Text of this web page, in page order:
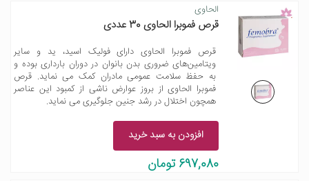
الحاوى
قرص فموبرا الحاوی 30 عددی
قرص فموبرا الحاوی دارای فولیک اسید، ید و سایر
ویتامین‌های ضروری بدن بانوان در دوران بارداری بوده و
به حفظ سلامت عمومی مادران کمک می نماید. قرص
فموبرا الحاوی از بروز عوارض ناشی از کمبود این عناصر
همچون اختلال در رشد جنین جلوگیری می نماید.
افزودن به سبد خرید
697,080 تومان